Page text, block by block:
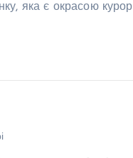
яка є окрасою